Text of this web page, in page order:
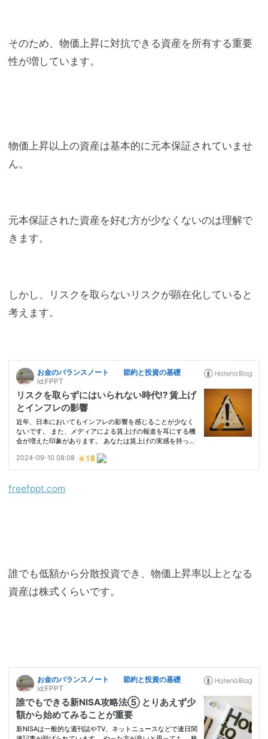
そのため、物価上昇に対抗できる資産を所有する重要
性が増しています。
物価上昇以上の資産は基本的に元本保証されていませ
ん。
元本保証された資産を好む方が少なくないのは理解で
きます。
しかし、リスクを取らないリスクが顕在化していると
考えます。
freefppt.com
誰でも低額から分散投資でき、物価上昇率以上となる
資産は株式くらいです。